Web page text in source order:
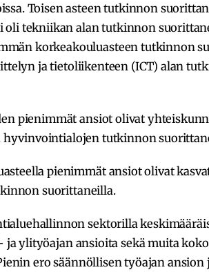
Toisen asteen tutkinnon
oli tekniikan alan tutkinnon
korkeakouluasteen tutkinnon
ja tietoliikenteen (ICT) alan
pienimmät ansiot olivat
hyvinvointialojen tutkinnon
pienimmät ansiot olivat
suorittaneilla.
sektorilla
ylityöajan ansioita sekä muita
ero säännöllisen työajan ansion